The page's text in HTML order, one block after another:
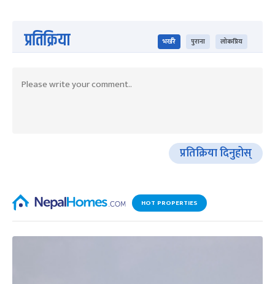
प्रतिक्रिया भर्खरै पुराना लोकप्रिय
प्रतिक्रिया दिनुहोस्
HOT PROPERTIES